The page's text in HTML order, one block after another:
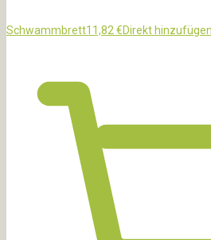
Schwammbrett11,82 €Direkt hinzufügen